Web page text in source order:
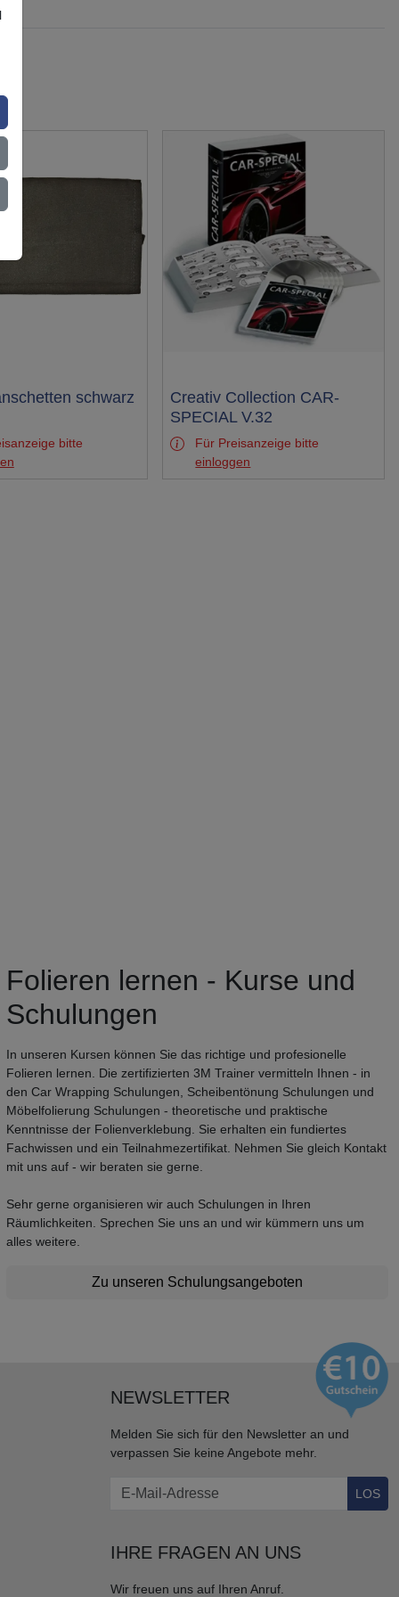
schwarz
bitte
Test
Creativ Collection CAR-
SPECIAL V.32
Für Preisanzeige bitte
einloggen
Folieren lernen - Kurse und
Schulungen
In unseren Kursen können Sie das richtige und profesionelle
Folieren lernen. Die zertifizierten 3M Trainer vermitteln Ihnen - in
den Car Wrapping Schulungen, Scheibentönung Schulungen und
Möbelfolierung Schulungen - theoretische und praktische
Kenntnisse der Folienverklebung. Sie erhalten ein fundiertes
Fachwissen und ein Teilnahmezertifikat. Nehmen Sie gleich Kontakt
mit uns auf - wir beraten sie gerne.
Sehr gerne organisieren wir auch Schulungen in Ihren
Räumlichkeiten. Sprechen Sie uns an und wir kümmern uns um
alles weitere.
Zu unseren Schulungsangeboten
NEWSLETTER
Melden Sie sich für den Newsletter an und
verpassen Sie keine Angebote mehr.
LOS
IHRE FRAGEN AN UNS
Wir freuen uns auf Ihren Anruf.